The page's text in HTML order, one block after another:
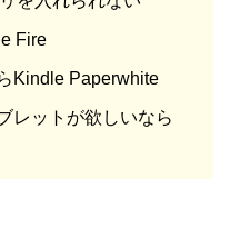
Fire
Kindle Paperwhite
レットが欲しいなら